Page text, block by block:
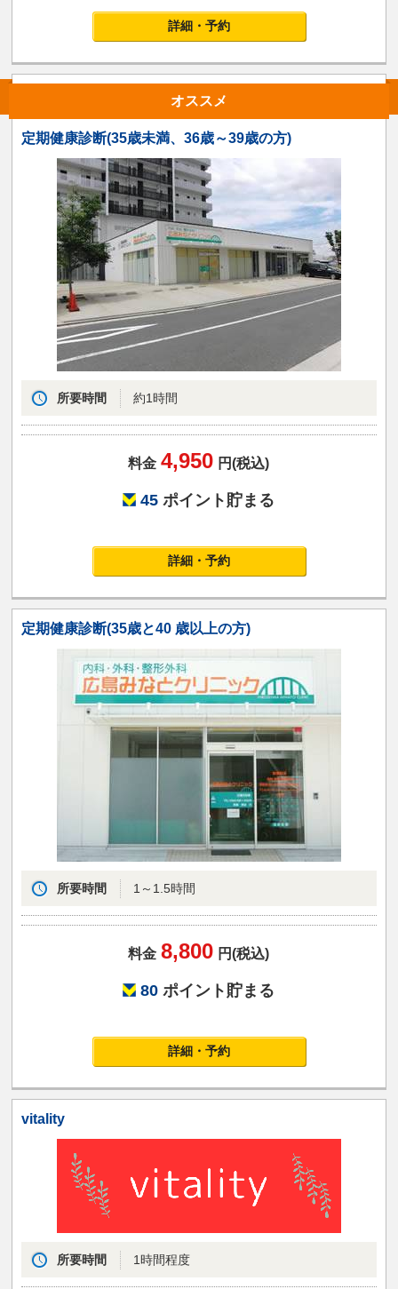
詳細・予約
オススメ
定期健康診断(35歳未満、36歳～39歳の方)
所要時間 約1時間
料金 4,950 円(税込)
45 ポイント貯まる
詳細・予約
定期健康診断(35歳と40 歳以上の方)
所要時間 1～1.5時間
料金 8,800 円(税込)
80 ポイント貯まる
詳細・予約
vitality
所要時間 1時間程度